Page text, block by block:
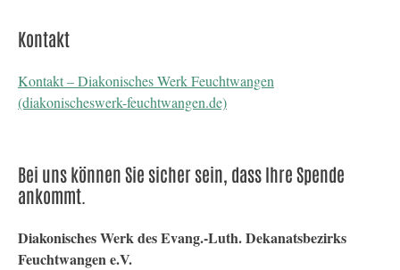
Kontakt
Kontakt – Diakonisches Werk Feuchtwangen
(diakonischeswerk-feuchtwangen.de)
Bei uns können Sie sicher sein, dass Ihre Spende
ankommt.
Diakonisches Werk des Evang.-Luth. Dekanatsbezirks
Feuchtwangen e.V.